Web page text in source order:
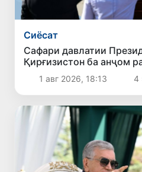
Сиёсат
Сафари давлатии
Қирғизистон ба анҷом
1 авг 2026, 18:13 4